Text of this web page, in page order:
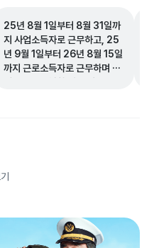
25년 8월 1일부터 8월 31일까
지 사업소득자로 근무하고, 25
년 9월 1일부터 26년 8월 15일
까지 근로소득자로 근무하며 회
계업무를 수행한 경우 퇴직금 수